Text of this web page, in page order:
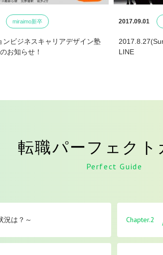
miraimo新卒
ンビジネスキャリアデザイン塾
お知らせ！
2017.09.01
LINE
転職パーフェクト
Perfect Guide
況は？～ Chapter.2